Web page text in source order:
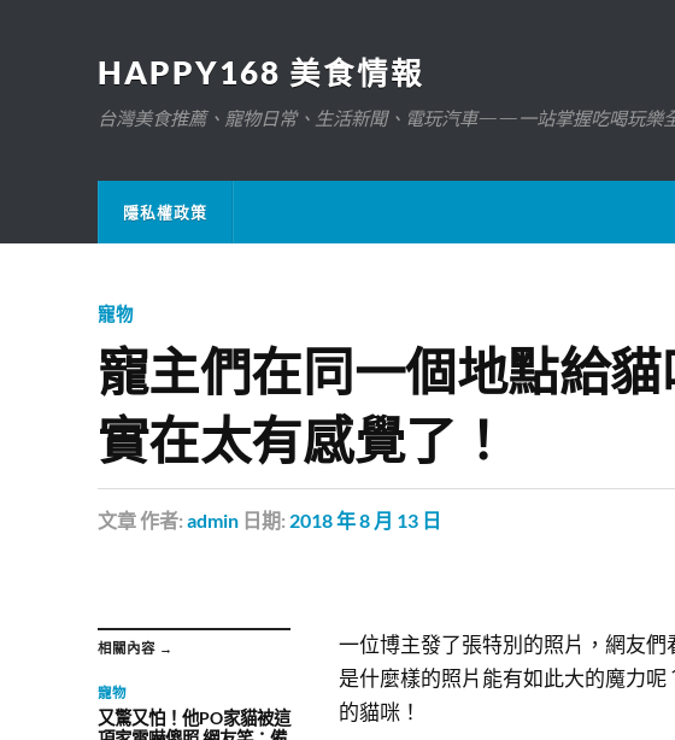
HAPPY168 美食情報
台灣美食推薦、寵物日常、生活新聞、電玩汽車——一站掌握吃喝玩樂
隱私權政策
寵物
寵主們在同一個地點給貓
實在太有感覺了！
文章作者: admin 日期: 2018 年 8 月 13 日
相關內容 →
寵物
又驚又怕！他PO家貓被這
一位博主發了張特別的照片，網友
是什麼樣的照片能有如此大的魔力
的貓咪！